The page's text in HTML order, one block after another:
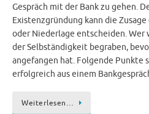
Gespräch mit der Bank zu gehen.
Existenzgründung kann die
oder Niederlage entscheiden. Wer
der Selbständigkeit begraben,
angefangen hat. Folgende Punkte
erfolgreich aus einem
Weiterlesen…